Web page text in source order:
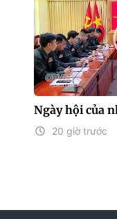
Ngày hội của
20 giờ trước